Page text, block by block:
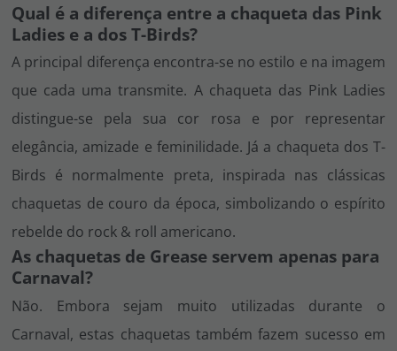
Qual é a diferença entre a chaqueta das Pink
Ladies e a dos T-Birds?
A principal diferença encontra-se no estilo e na imagem
que cada uma transmite. A chaqueta das Pink Ladies
distingue-se pela sua cor rosa e por representar
elegância, amizade e feminilidade. Já a chaqueta dos T-
Birds é normalmente preta, inspirada nas clássicas
chaquetas de couro da época, simbolizando o espírito
rebelde do rock & roll americano.
As chaquetas de Grease servem apenas para
Carnaval?
Não. Embora sejam muito utilizadas durante o
Carnaval, estas chaquetas também fazem sucesso em